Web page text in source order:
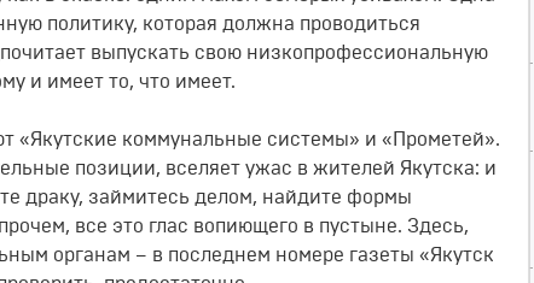
политику, которая должна проводиться
выпускать свою низкопрофессиональную
и имеет то, что имеет.
«Якутские коммунальные системы» и «Прометей».
позиции, вселяет ужас в жителей Якутска: и
драку, займитесь делом, найдите формы
все это глас вопиющего в пустыне. Здесь,
органам – в последнем номере газеты «Якутск